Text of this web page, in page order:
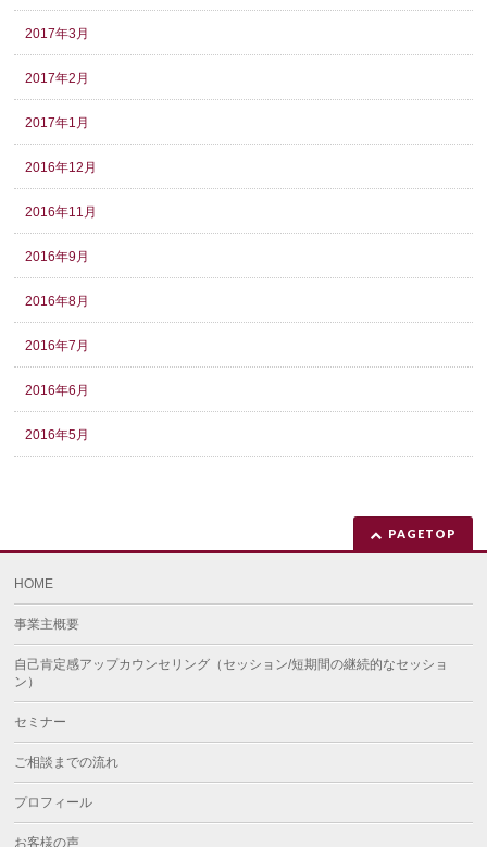
2017年3月
2017年2月
2017年1月
2016年12月
2016年11月
2016年9月
2016年8月
2016年7月
2016年6月
2016年5月
PAGETOP
HOME
事業主概要
自己肯定感アップカウンセリング（セッション/短期間の継続的なセッショ
ン）
セミナー
ご相談までの流れ
プロフィール
お客様の声